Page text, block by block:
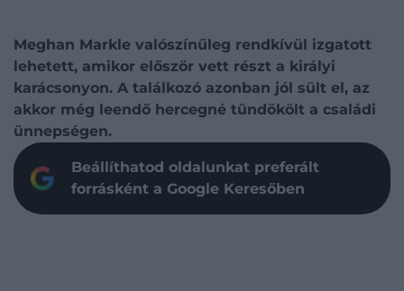
Meghan Markle valószínűleg rendkívül izgatott
lehetett, amikor először vett részt a királyi
karácsonyon. A találkozó azonban jól sült el, az
akkor még leendő hercegné tündökölt a családi
ünnepségen.
Beállíthatod oldalunkat preferált
forrásként a Google Keresőben